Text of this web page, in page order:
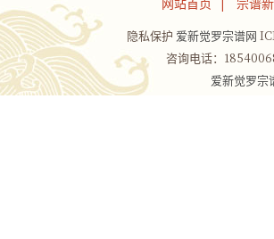
网站首页 宗谱新
隐私保护 爱新觉罗宗谱网
咨询电话：
爱新觉罗宗